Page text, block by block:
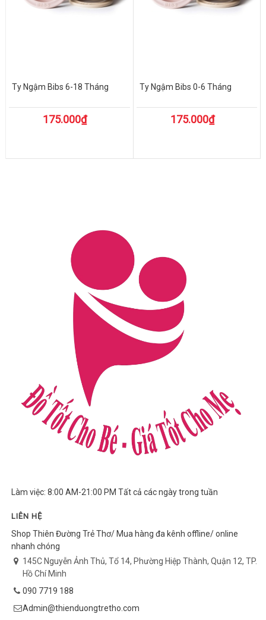
Ty Ngậm Bibs 6-18 Tháng
175.000₫
Ty Ngậm Bibs 0-6 Tháng
175.000₫
Làm việc: 8:00 AM-21:00 PM Tất cả các ngày trong tuần
LIÊN HỆ
Shop Thiên Đường Trẻ Thơ/ Mua hàng đa kênh offline/ online
nhanh chóng
145C Nguyễn Ảnh Thủ, Tổ 14, Phường Hiệp Thành, Quận 12, TP.
Hồ Chí Minh
090 7719 188
Admin@thienduongtretho.com